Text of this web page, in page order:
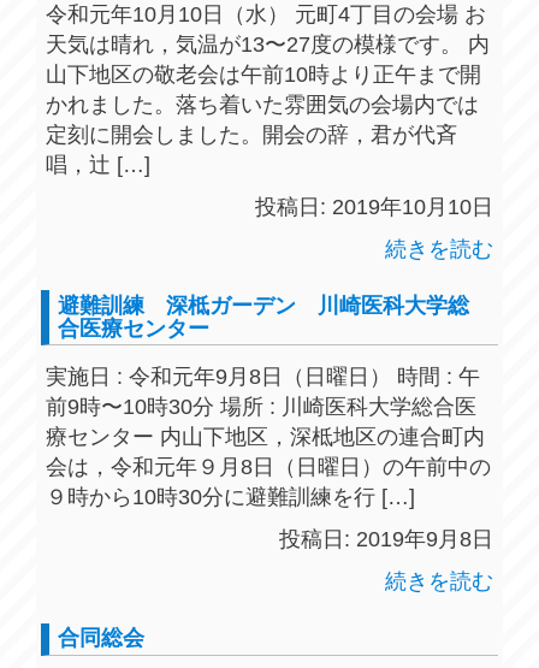
令和元年10月10日（水） 元町4丁目の会場 お
天気は晴れ，気温が13〜27度の模様です。 内
山下地区の敬老会は午前10時より正午まで開
かれました。落ち着いた雰囲気の会場内では
定刻に開会しました。開会の辞，君が代斉
唱，辻 […]
投稿日: 2019年10月10日
続きを読む
避難訓練 深柢ガーデン 川崎医科大学総
合医療センター
実施日 : 令和元年9月8日（日曜日） 時間 : 午
前9時〜10時30分 場所 : 川崎医科大学総合医
療センター 内山下地区，深柢地区の連合町内
会は，令和元年９月8日（日曜日）の午前中の
９時から10時30分に避難訓練を行 […]
投稿日: 2019年9月8日
続きを読む
合同総会